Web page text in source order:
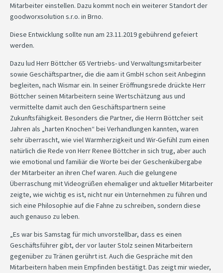
Mitarbeiter einstellen. Dazu kommt noch ein weiterer Standort der
goodworxsolution s.r.o. in Brno.
Diese Entwicklung sollte nun am 23.11.2019 gebührend gefeiert
werden.
Dazu lud Herr Böttcher 65 Vertriebs- und Verwaltungsmitarbeiter
sowie Geschäftspartner, die die aam it GmbH schon seit Anbeginn
begleiten, nach Wismar ein. In seiner Eröffnungsrede drückte Herr
Böttcher seinen Mitarbeitern seine Wertschätzung aus und
vermittelte damit auch den Geschäftspartnern seine
Zukunftsfähigkeit. Besonders die Partner, die Herrn Böttcher seit
Jahren als „harten Knochen“ bei Verhandlungen kannten, waren
sehr überrascht, wie viel Warmherzigkeit und Wir-Gefühl zum einen
natürlich die Rede von Herr Renee Böttcher in sich trug, aber auch
wie emotional und familiär die Worte bei der Geschenkübergabe
der Mitarbeiter an ihren Chef waren. Auch die gelungene
Überraschung mit Videogrüßen ehemaliger und aktueller Mitarbeiter
zeigte, wie wichtig es ist, nicht nur ein Unternehmen zu führen und
sich eine Philosophie auf die Fahne zu schreiben, sondern diese
auch genauso zu leben.
„Es war bis Samstag für mich unvorstellbar, dass es einen
Geschäftsführer gibt, der vor lauter Stolz seinen Mitarbeitern
gegenüber zu Tränen gerührt ist. Auch die Gespräche mit den
Mitarbeitern haben mein Empfinden bestätigt. Das zeigt mir wieder,